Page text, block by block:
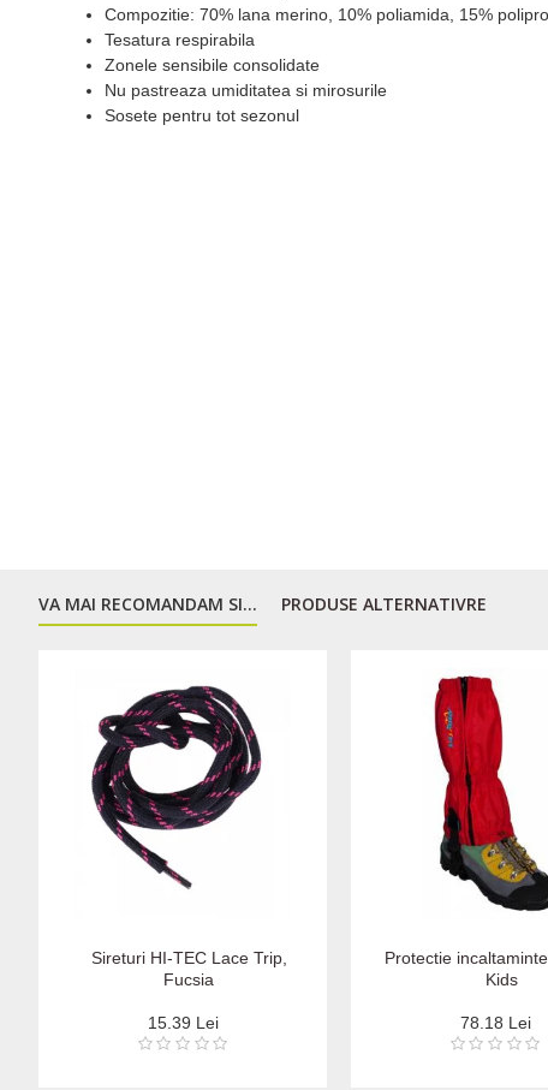
Compozitie: 70% lana merino, 10% poliamida, 15%
Tesatura respirabila
Zonele sensibile consolidate
Nu pastreaza umiditatea si mirosurile
Sosete pentru tot sezonul
VA MAI RECOMANDAM SI... PRODUSE ALTERNATIVRE
Sireturi HI-TEC Lace Trip,
Fucsia
15.39 Lei
Protectie
Kids
78.18 Lei